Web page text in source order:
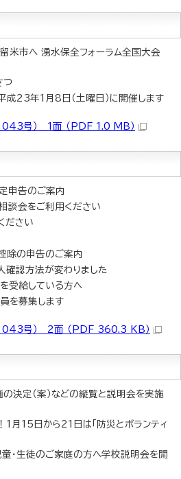
米市へ 湧水保全フォーラム全国大会
つ
23年1月8日（土曜日）に開催します
号） 1面 （PDF 1.0 MB）
申告のご案内
談会をご利用ください
ださい
除の申告のご案内
確認方法が変わりました
受給している方へ
を募集します
号） 2面 （PDF 360.3 KB）
決定（案）などの縦覧と説明会を実施
1月15日から21日は「防災とボランティ
・生徒のご家庭の方へ学校説明会を開